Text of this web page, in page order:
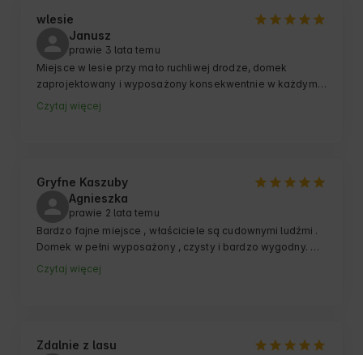
wlesie
Janusz
prawie 3 lata temu
Miejsce w lesie przy mało ruchliwej drodze, domek
zaprojektowany i wyposażony konsekwentnie w każdym
detalu. Można odpocząć i odprężyć się np. w wodnej bani.
Czytaj więcej
Gryfne Kaszuby
Agnieszka
prawie 2 lata temu
Bardzo fajne miejsce , właściciele są cudownymi ludźmi .
Domek w pełni wyposażony , czysty i bardzo wygodny.
Okolica przepiękna, bardzo czyste jezioro, rezerwaty
Czytaj więcej
Zdalnie z lasu